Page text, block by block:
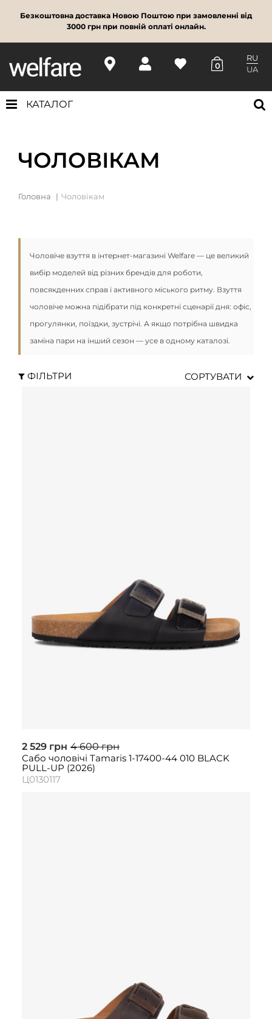
Безкоштовна доставка Новою Поштою при замовленні від
3000 грн при повній оплаті онлайн.
0
RU
UA
КАТАЛОГ
ЧОЛОВІКАМ
Головна Чоловікам
Чоловіче взуття в інтернет-магазині Welfare — це великий
вибір моделей від різних брендів для роботи,
повсякденних справ і активного міського ритму. Взуття
чоловіче можна підібрати під конкретні сценарії дня: офіс,
прогулянки, поїздки, зустрічі. А якщо потрібна швидка
заміна пари на інший сезон — усе в одному каталозі.
ФІЛЬТРИ СОРТУВАТИ
2 529 грн 4 600 грн
Сабо чоловічі Tamaris 1-17400-44 010 BLACK
PULL-UP (2026)
Ц0130117